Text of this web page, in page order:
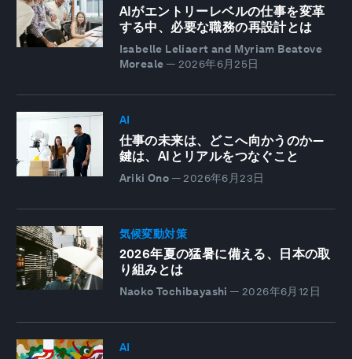
AIがエントリーレベルの仕事を変革
する中、必要な職務の再設計とは
Isabelle Leliaert and Myriam Beatove
Moreale — 2026年6月25日
AI
仕事の未来は、どこへ向かうのか―
鍵は、AIとリアルをつなぐこと
Ariki Ono — 2026年6月23日
気候変動対策
2026年夏の猛暑に備える、日本の取
り組みとは
Naoko Tochibayashi — 2026年6月12日
AI